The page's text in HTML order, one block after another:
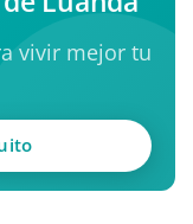
vivir mejor tu